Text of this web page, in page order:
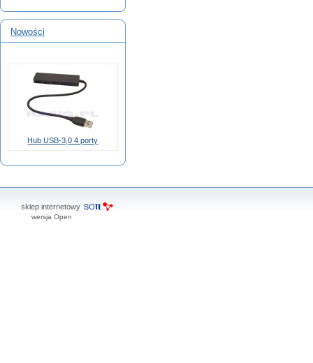
Nowości
Hub USB-3,0 4 porty
sklep internetowy
wersja Open